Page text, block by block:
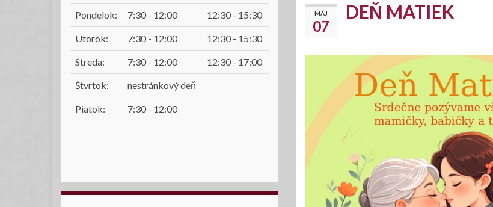
MÁJ
07
DEŇ MATIEK
Pondelok: 7:30 - 12:00 12:30 - 15:30
Utorok: 7:30 - 12:00 12:30 - 15:30
Streda: 7:30 - 12:00 12:30 - 17:00
Štvrtok: nestránkový deň
Piatok: 7:30 - 12:00